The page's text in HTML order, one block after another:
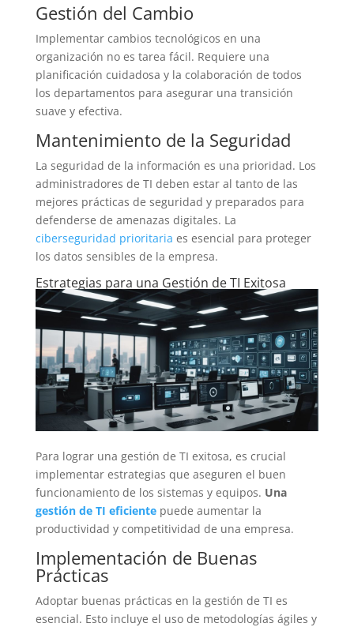
Gestión del Cambio
Implementar cambios tecnológicos en una
organización no es tarea fácil. Requiere una
planificación cuidadosa y la colaboración de todos
los departamentos para asegurar una transición
suave y efectiva.
Mantenimiento de la Seguridad
La seguridad de la información es una prioridad. Los
administradores de TI deben estar al tanto de las
mejores prácticas de seguridad y preparados para
defenderse de amenazas digitales. La
ciberseguridad prioritaria es esencial para proteger
los datos sensibles de la empresa.
Estrategias para una Gestión de TI Exitosa
Para lograr una gestión de TI exitosa, es crucial
implementar estrategias que aseguren el buen
funcionamiento de los sistemas y equipos. Una
gestión de TI eficientepuede aumentar la
productividad y competitividad de una empresa.
Implementación de Buenas
Prácticas
Adoptar buenas prácticas en la gestión de TI es
esencial. Esto incluye el uso de metodologías ágiles y